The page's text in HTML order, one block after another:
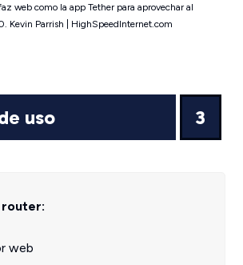
web como la app Tether para aprovechar al
Kevin Parrish | HighSpeedInternet.com
uso 3
web